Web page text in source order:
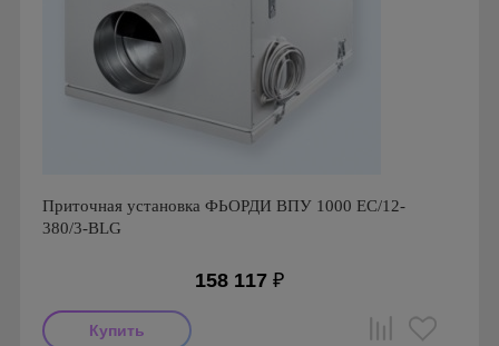
Приточная установка ФЬОРДИ ВПУ 1000 ЕС/12-
380/3-BLG
158 117 ₽